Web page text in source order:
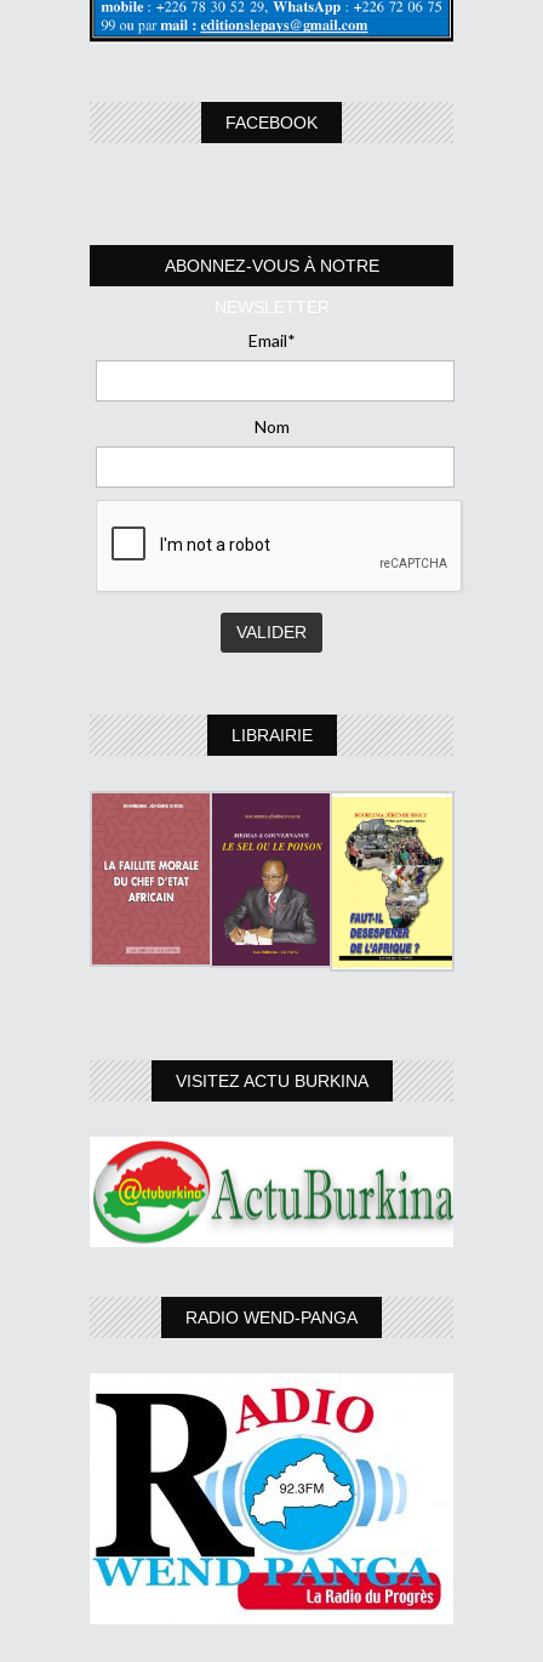
FACEBOOK
ABONNEZ-VOUS À NOTRE
NEWSLETTER
Email*
Nom
LIBRAIRIE
VISITEZ ACTU BURKINA
RADIO WEND-PANGA